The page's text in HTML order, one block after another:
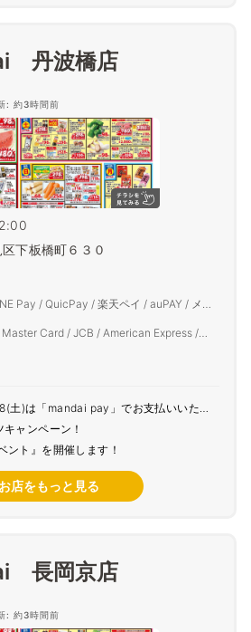
丹波橋店
: 約3時間前
下板橋町６３０
Pay / QuicPay / 楽天ペイ / auPAY / メル
Master Card / JCB / American Express /
土)は「mandai pay」でお支払いいただ
ャンペーン！
ント』を開催します！
お店をもっと見る
長岡京店
: 約3時間前